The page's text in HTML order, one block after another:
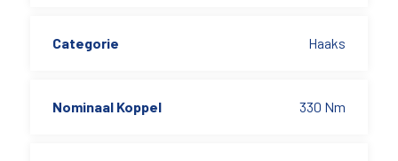
Categorie Haaks
Nominaal Koppel 330 Nm